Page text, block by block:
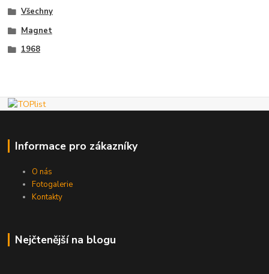
Všechny
Magnet
1968
Informace pro zákazníky
O nás
Fotogalerie
Kontakty
Nejčtenější na blogu